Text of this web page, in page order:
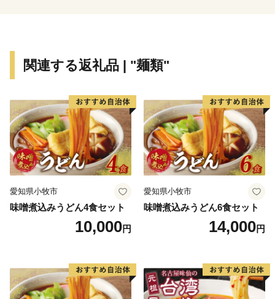
関連する返礼品 | "麺類"
愛知県小牧市
味噌煮込みうどん4食セット
10,000円
愛知県小牧市
味噌煮込みうどん6食セット
14,000円